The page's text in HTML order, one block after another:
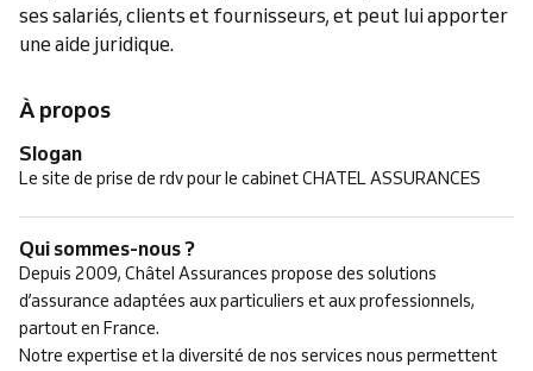
ses salariés, clients et fournisseurs, et peut lui apporter
une aide juridique.
À propos
Slogan
Le site de prise de rdv pour le cabinet CHATEL ASSURANCES
Qui sommes-nous ?
Depuis 2009, Châtel Assurances propose des solutions
d’assurance adaptées aux particuliers et aux professionnels,
partout en France.
Notre expertise et la diversité de nos services nous permettent